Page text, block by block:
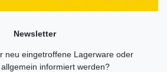
Newsletter
neu eingetroffene Lagerware oder
informiert werden?